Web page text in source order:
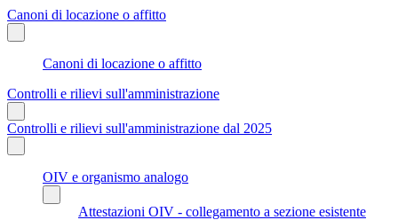
Canoni di locazione o affitto
Canoni di locazione o affitto
Controlli e rilievi sull'amministrazione
Controlli e rilievi sull'amministrazione dal 2025
OIV e organismo analogo
Attestazioni OIV - collegamento a sezione esistente